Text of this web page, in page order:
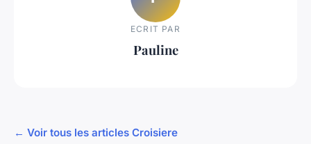
ECRIT PAR
Pauline
← Voir tous les articles Croisiere